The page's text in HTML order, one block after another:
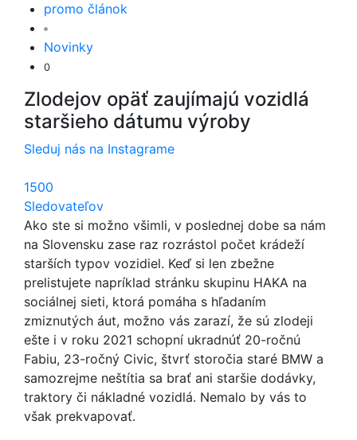
promo článok
Novinky
0
Zlodejov opäť zaujímajú vozidlá
staršieho dátumu výroby
Sleduj nás na Instagrame
1500
Sledovateľov
Ako ste si možno všimli, v poslednej dobe sa nám
na Slovensku zase raz rozrástol počet krádeží
starších typov vozidiel. Keď si len zbežne
prelistujete napríklad stránku skupinu HAKA na
sociálnej sieti, ktorá pomáha s hľadaním
zmiznutých áut, možno vás zarazí, že sú zlodeji
ešte i v roku 2021 schopní ukradnúť 20-ročnú
Fabiu, 23-ročný Civic, štvrť storočia staré BMW a
samozrejme neštítia sa brať ani staršie dodávky,
traktory či nákladné vozidlá. Nemalo by vás to
však prekvapovať.